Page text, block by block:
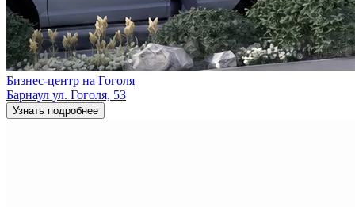
Бизнес-центр на Гоголя
Барнаул ул. Гоголя, 53
Узнать подробнее